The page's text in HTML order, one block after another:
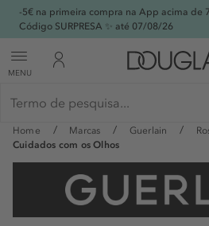
-5€ na primeira compra na App acima de
Código SURPRESA ✨ até 07/08/26
MENU
Home Marcas Guerlain
Cuidados com os Olhos